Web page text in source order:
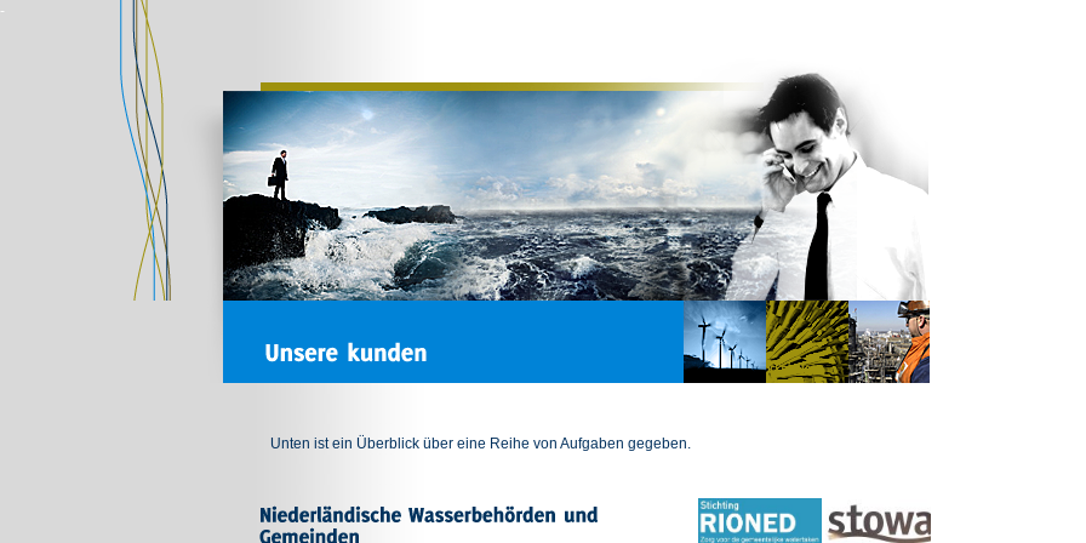
-
Unten ist ein Überblick über eine Reihe von Aufgaben gegeben.